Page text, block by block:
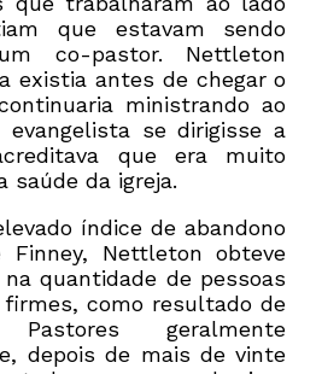
que estavam sendo
co-pastor. Nettleton
existia antes de chegar o
ministrando ao
se dirigisse a
que era muito
saúde da igreja.
índice de abandono
Finney, Nettleton obteve
quantidade de pessoas
como resultado de
geralmente
depois de mais de vinte